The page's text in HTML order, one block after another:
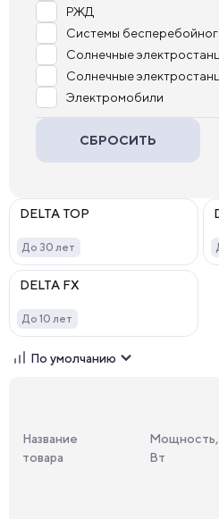
РЖД
Системы
Солнечные
Солнечные
Электромобили
СБРОСИТЬ
DELTA TOP
До 30 лет
DELTA FX
До 10 лет
По умолчанию
Название
товара
Мощность,
Вт